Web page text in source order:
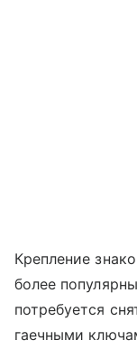
Крепление
более
потребуется
гаечными